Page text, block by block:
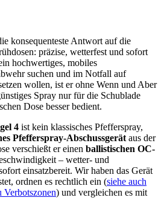
konsequenteste Antwort auf die
präzise, wetterfest und sofort
hochwertiges, mobiles
suchen und im Notfall auf
wollen, ist er ohne Wenn und Aber
Spray nur für die Schublade
Dose besser bedient.
4 ist kein klassisches Pfefferspray,
Pfefferspray-Abschussgerät aus der
verschießt er einen ballistischen OC-
– wetter- und
einsatzbereit. Wir haben das Gerät
ordnen es rechtlich ein (siehe auch
Verbotszonen) und vergleichen es mit